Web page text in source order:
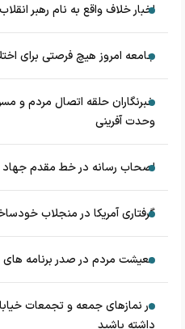
اخبار خلاف واقع به نام رهبر
جامعه امروز هیچ فرصتی برای
خبرنگاران حلقه اتصال مردم و
وحدت آفرینی
اصحاب رسانه در خط مقدم جهاد
گرفتاری آمریکا در منجلاب
معیشت مردم در صدر برنامه های
در نماز‌های جمعه و تجمعات